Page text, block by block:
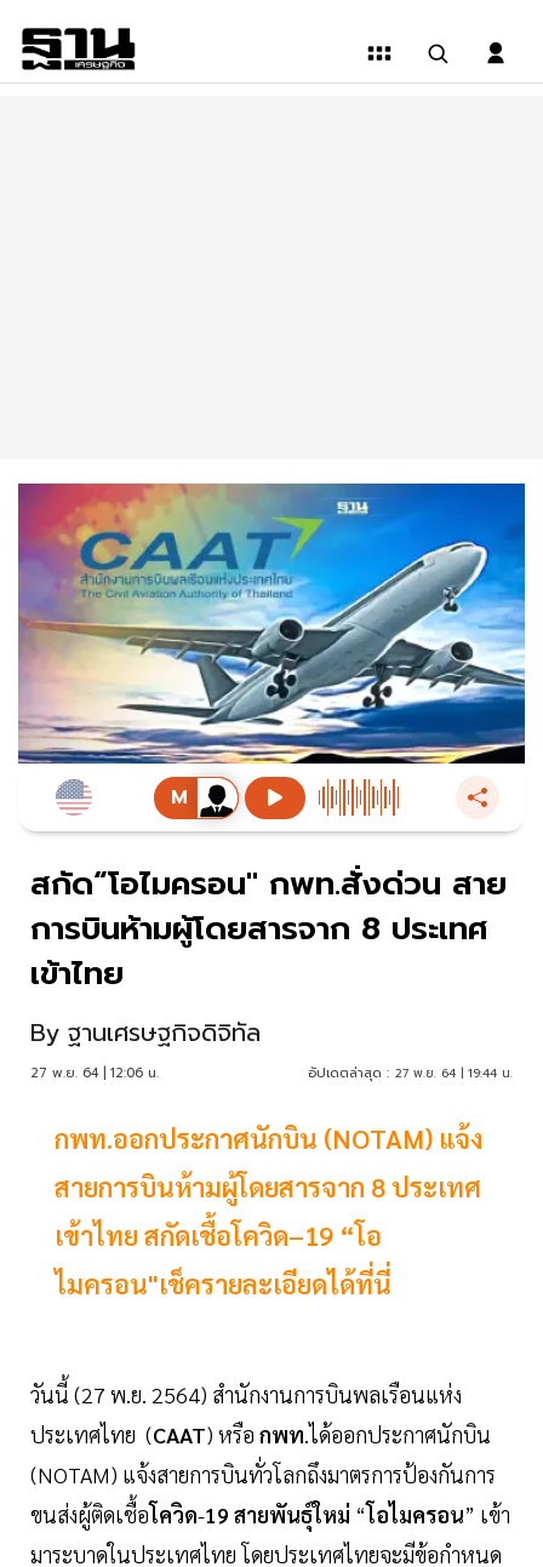
สกัด“โอไมครอน" กพท.สั่งด่วน สาย
การบินห้ามผู้โดยสารจาก 8 ประเทศ
เข้าไทย
By ฐานเศรษฐกิจดิจิทัล
27 พ.ย. 64 | 12:06 น. อัปเดตล่าสุด : 27 พ.ย. 64 | 19:44 น.
กพท.ออกประกาศนักบิน (NOTAM) แจ้ง
สายการบินห้ามผู้โดยสารจาก 8 ประเทศ
เข้าไทย สกัดเชื้อโควิด–19 “โอ
ไมครอน"เช็ครายละเอียดได้ที่นี่
วันนี้ (27 พ.ย. 2564) สำนักงานการบินพลเรือนแห่ง
ประเทศไทย (CAAT) หรือ กพท.ได้ออกประกาศนักบิน
(NOTAM) แจ้งสายการบินทั่วโลกถึงมาตรการป้องกันการ
ขนส่งผู้ติดเชื้อโควิด-19 สายพันธุ์ใหม่ “โอไมครอน” เข้า
มาระบาดในประเทศไทย โดยประเทศไทยจะมีข้อกำหนด